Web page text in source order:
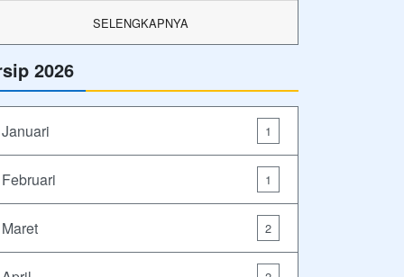
SELENGKAPNYA
2026
Januari 1
Februari 1
Maret 2